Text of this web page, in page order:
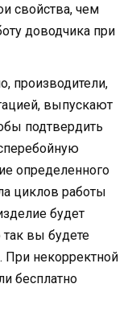
свойства, чем
доводчика при
производители,
выпускают
подтвердить
определенного
циклов работы
будет
вы будете
некорректной
бесплатно